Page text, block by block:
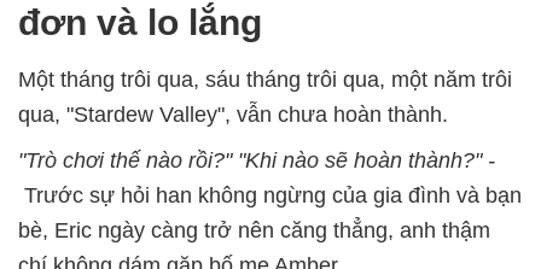
đơn và lo lắng
Một tháng trôi qua, sáu tháng trôi qua, một năm trôi
qua, "Stardew Valley", vẫn chưa hoàn thành.
"Trò chơi thế nào rồi?" "Khi nào sẽ hoàn thành?" -
Trước sự hỏi han không ngừng của gia đình và bạn
bè, Eric ngày càng trở nên căng thẳng, anh thậm